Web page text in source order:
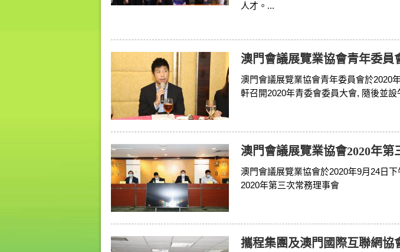
人才。...
澳門會議展覽業協會青年委員
澳門會議展覽業協會青年委員會於2020
軒召開2020年青委會委員大會, 隨後並
澳門會議展覽業協會2020年第
澳門會議展覽業協會於2020年9月24日
2020年第三次常務理事會
攜程集團及澳門國際互聯網協